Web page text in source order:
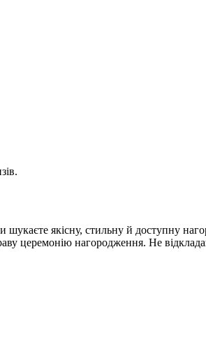
шукаєте якісну, стильну й доступну
церемонію нагородження. Не